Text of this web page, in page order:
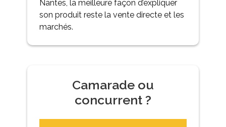
Nantes, la meilleure façon d’expliquer
son produit reste la vente directe et les
marchés.
Camarade ou
concurrent ?